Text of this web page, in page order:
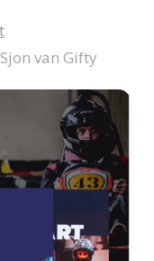
van Gifty